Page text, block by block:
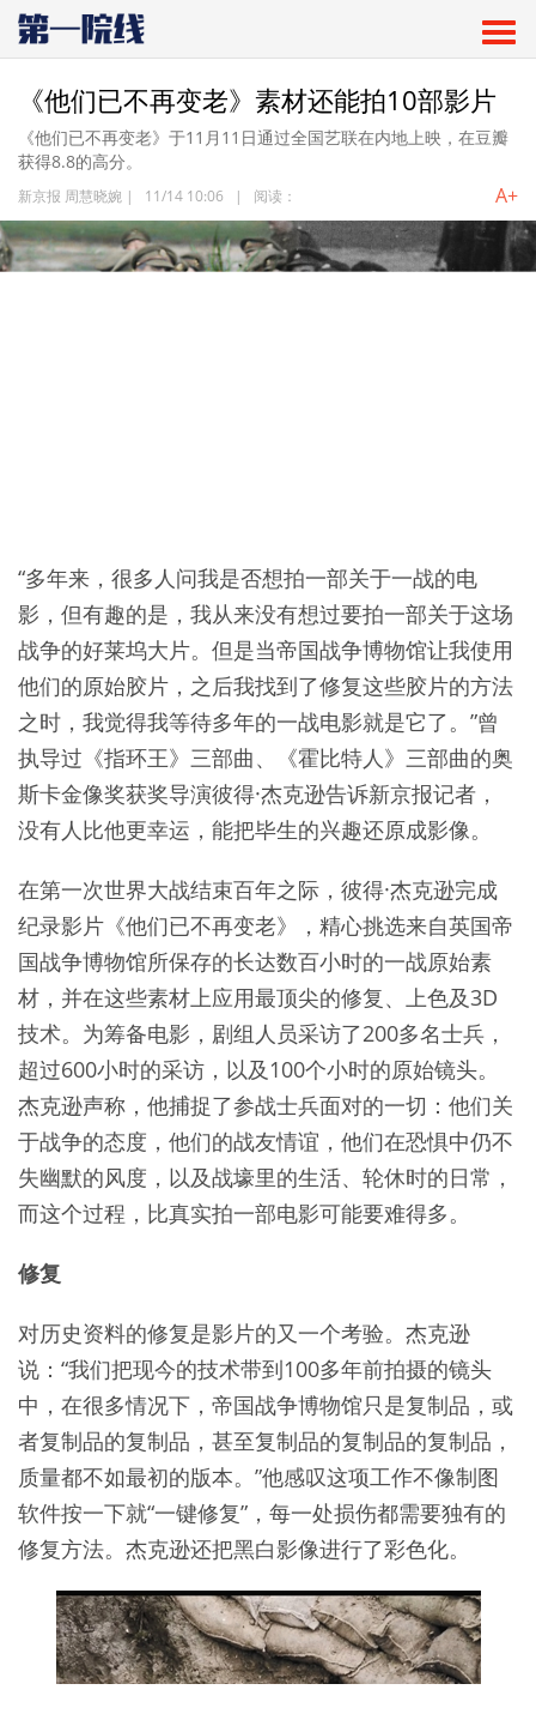
《他们已不再变老》素材还能拍10部影片
《他们已不再变老》于11月11日通过全国艺联在内地上映，在豆瓣
获得8.8的高分。
新京报 周慧晓婉 | 11/14 10:06 | 阅读： A+
“多年来，很多人问我是否想拍一部关于一战的电
影，但有趣的是，我从来没有想过要拍一部关于这场
战争的好莱坞大片。但是当帝国战争博物馆让我使用
他们的原始胶片，之后我找到了修复这些胶片的方法
之时，我觉得我等待多年的一战电影就是它了。”曾
执导过《指环王》三部曲、《霍比特人》三部曲的奥
斯卡金像奖获奖导演彼得·杰克逊告诉新京报记者，
没有人比他更幸运，能把毕生的兴趣还原成影像。
在第一次世界大战结束百年之际，彼得·杰克逊完成
纪录影片《他们已不再变老》，精心挑选来自英国帝
国战争博物馆所保存的长达数百小时的一战原始素
材，并在这些素材上应用最顶尖的修复、上色及3D
技术。为筹备电影，剧组人员采访了200多名士兵，
超过600小时的采访，以及100个小时的原始镜头。
杰克逊声称，他捕捉了参战士兵面对的一切：他们关
于战争的态度，他们的战友情谊，他们在恐惧中仍不
失幽默的风度，以及战壕里的生活、轮休时的日常，
而这个过程，比真实拍一部电影可能要难得多。
修复
对历史资料的修复是影片的又一个考验。杰克逊
说：“我们把现今的技术带到100多年前拍摄的镜头
中，在很多情况下，帝国战争博物馆只是复制品，或
者复制品的复制品，甚至复制品的复制品的复制品，
质量都不如最初的版本。”他感叹这项工作不像制图
软件按一下就“一键修复”，每一处损伤都需要独有的
修复方法。杰克逊还把黑白影像进行了彩色化。